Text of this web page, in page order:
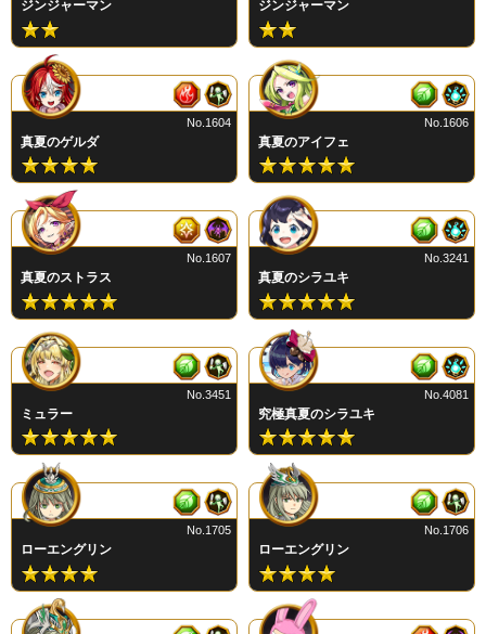
ジンジャーマン ジンジャーマン
真夏のゲルダ
No.1604
真夏のアイフェ
No.1606
真夏のストラス
No.1607
真夏のシラユキ
No.3241
ミュラー
No.3451
究極真夏のシラユキ
No.4081
ローエングリン
No.1705
ローエングリン
No.1706